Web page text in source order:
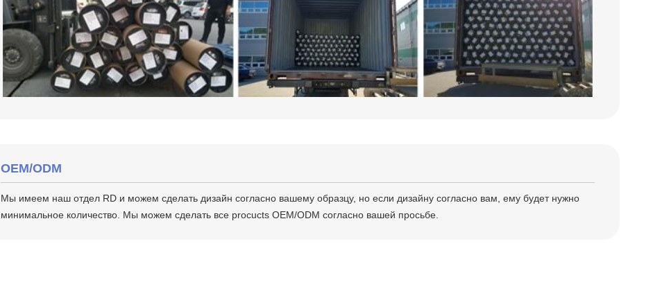
OEM/ODM
Мы имеем наш отдел RD и можем сделать дизайн согласно вашему образцу, но если дизайну согласно вам, ему будет нужно
минимальное количество. Мы можем сделать все procucts OEM/ODM согласно вашей просьбе.